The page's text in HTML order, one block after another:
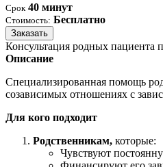
Срок 40 минут
Стоимость: Бесплатно
Заказать
Консультация родных пациента
Описание
Специализированная помощь
созависимых отношениях с
Для кого подходит
Родственникам, которые:
Чувствуют